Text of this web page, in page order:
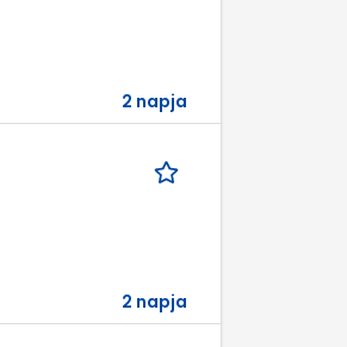
2 napja
2 napja